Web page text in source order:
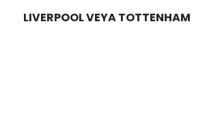
LIVERPOOL VEYA TOTTENHAM